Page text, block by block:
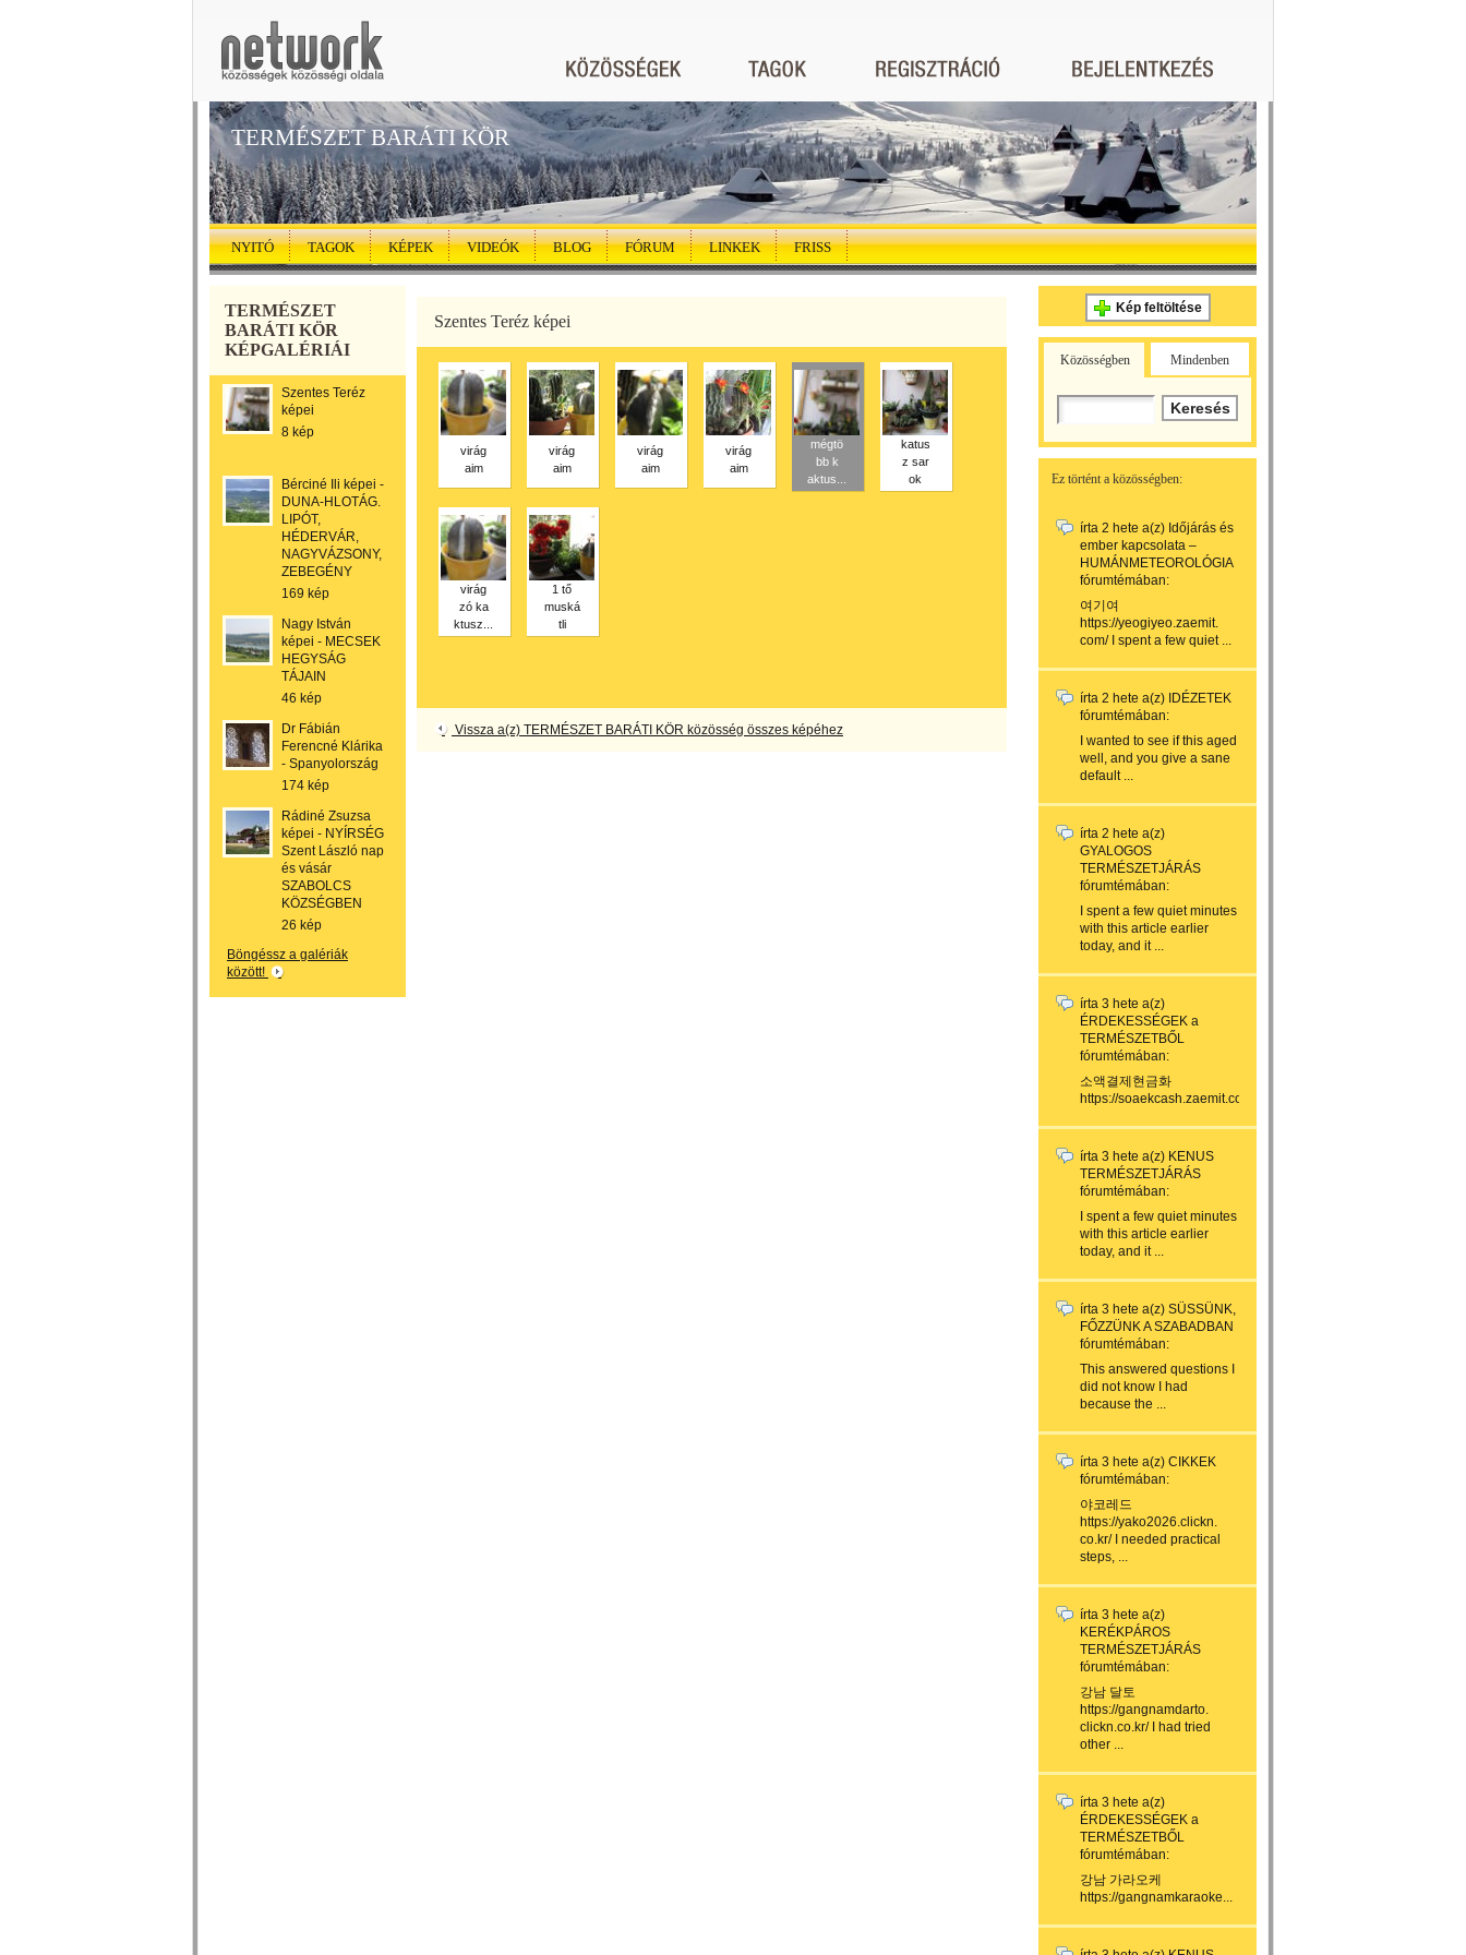
TERMÉSZET BARÁTI KÖR
NYITÓ TAGOK KÉPEK VIDEÓK BLOG FÓRUM LINKEK FRISS
TERMÉSZET
BARÁTI KÖR
KÉPGALÉRIÁI
Szentes Teréz
képei
8 kép
Bérciné Ili képei -
DUNA-HLOTÁG.
LIPÓT,
HÉDERVÁR,
NAGYVÁZSONY,
ZEBEGÉNY
169 kép
Nagy István
képei - MECSEK
HEGYSÁG
TÁJAIN
46 kép
Dr Fábián
Ferencné Klárika
- Spanyolország
174 kép
Rádiné Zsuzsa
képei - NYÍRSÉG
Szent László nap
és vásár
SZABOLCS
KÖZSÉGBEN
26 kép
Böngéssz a galériák
között!
Szentes Teréz képei
virág
aim
virág
aim
virág
aim
virág
aim
mégtö
bb k
aktus...
katus
z sar
ok
virág
zó ka
ktusz...
1 tő
muská
tli
Vissza a(z) TERMÉSZET BARÁTI KÖR közösség összes képéhez
Kép feltöltése
Közösségben Mindenben
Ez történt a közösségben:
írta 2 hete a(z) Időjárás és
ember kapcsolata –
HUMÁNMETEOROLÓGIA
fórumtémában:
여기여
https://yeogiyeo.zaemit.
com/ I spent a few quiet ...
írta 2 hete a(z) IDÉZETEK
fórumtémában:
I wanted to see if this aged
well, and you give a sane
default ...
írta 2 hete a(z)
GYALOGOS
TERMÉSZETJÁRÁS
fórumtémában:
I spent a few quiet minutes
with this article earlier
today, and it ...
írta 3 hete a(z)
ÉRDEKESSÉGEK a
TERMÉSZETBŐL
fórumtémában:
소액결제현금화
https://soaekcash.zaemit.com/...
írta 3 hete a(z) KENUS
TERMÉSZETJÁRÁS
fórumtémában:
I spent a few quiet minutes
with this article earlier
today, and it ...
írta 3 hete a(z) SÜSSÜNK,
FŐZZÜNK A SZABADBAN
fórumtémában:
This answered questions I
did not know I had
because the ...
írta 3 hete a(z) CIKKEK
fórumtémában:
야코레드
https://yako2026.clickn.
co.kr/ I needed practical
steps, ...
írta 3 hete a(z)
KERÉKPÁROS
TERMÉSZETJÁRÁS
fórumtémában:
강남 달토
https://gangnamdarto.
clickn.co.kr/ I had tried
other ...
írta 3 hete a(z)
ÉRDEKESSÉGEK a
TERMÉSZETBŐL
fórumtémában:
강남 가라오케
https://gangnamkaraoke...